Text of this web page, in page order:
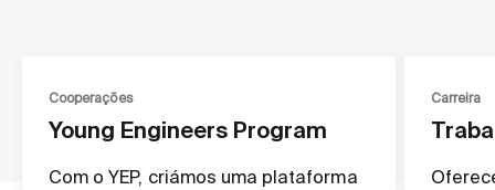
Cooperações
Young Engineers Program
Com o YEP, criámos uma plataforma
Carreira